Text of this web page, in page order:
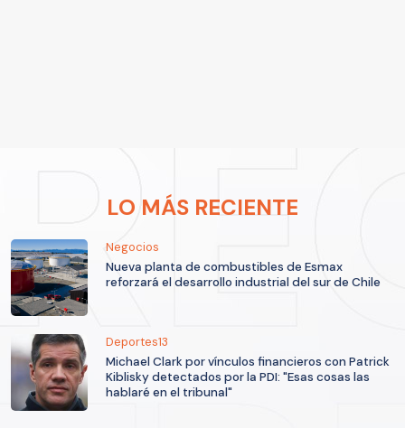
LO MÁS RECIENTE
Negocios
Nueva planta de combustibles de Esmax
reforzará el desarrollo industrial del sur de Chile
Deportes13
Michael Clark por vínculos financieros con Patrick
Kiblisky detectados por la PDI: "Esas cosas las
hablaré en el tribunal"